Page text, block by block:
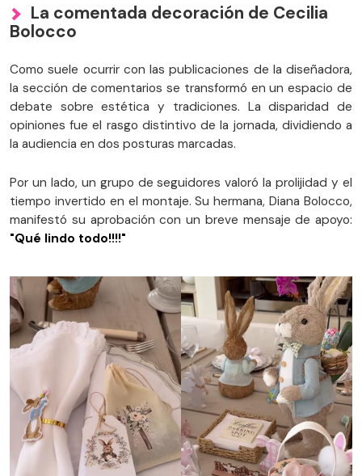
La comentada decoración de Cecilia
Bolocco
Como suele ocurrir con las publicaciones de la diseñadora,
la sección de comentarios se transformó en un espacio de
debate sobre estética y tradiciones. La disparidad de
opiniones fue el rasgo distintivo de la jornada, dividiendo a
la audiencia en dos posturas marcadas.
Por un lado, un grupo de seguidores valoró la prolijidad y el
tiempo invertido en el montaje. Su hermana, Diana Bolocco,
manifestó su aprobación con un breve mensaje de apoyo:
"Qué lindo todo!!!!"